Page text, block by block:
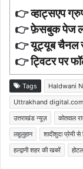
👉व्हाट्सएप
👉फ़ेसबुक पेज
👉यूट्यूब चैनल
👉ट्विटर पर
Tags Haldwani
Uttrakhand digital.com
उत्तराखंड न्यूज़
कोतवाल
लहूलुहान
शादीशुदा प्रेमी
हल्द्वानी शहर की खबरें